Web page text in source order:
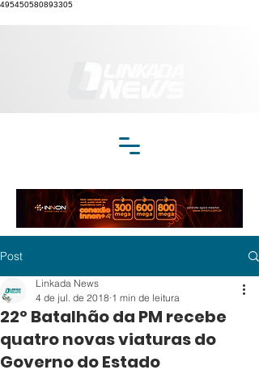
495450580893305
Post
22º Batalhão da PM recebe
quatro novas viaturas do
Governo do Estado
Linkada News
4 de jul. de 2018 1 min de leitura